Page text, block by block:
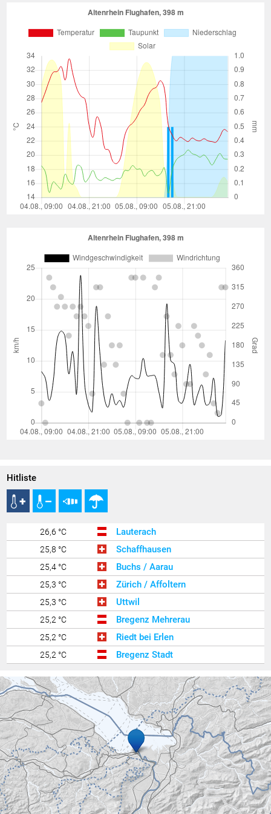
Hitliste
26,6 °C Lauterach
25,8 °C Schaffhausen
25,4 °C Buchs / Aarau
25,3 °C Zürich / Affoltern
25,3 °C Uttwil
25,2 °C Bregenz Mehrerau
25,2 °C Riedt bei Erlen
25,2 °C Bregenz Stadt
25,1 °C Hallau
24,9 °C Amriswil
24,9 °C Ravensburg - Weißenau
24,7 °C Bregenz Süd
24,7 °C Chur
24,6 °C Sargans
24,6 °C Buchs